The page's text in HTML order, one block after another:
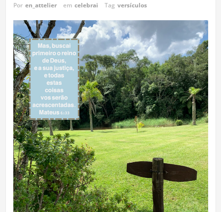
Por en_attelier em celebrai Tag versículos